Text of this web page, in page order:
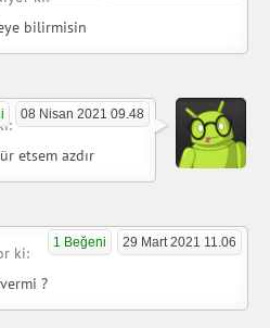
bilirmisin
08 Nisan 2021 09.48
etsem azdır
29 Mart 2021 11.06
1 Beğeni
ki:
?